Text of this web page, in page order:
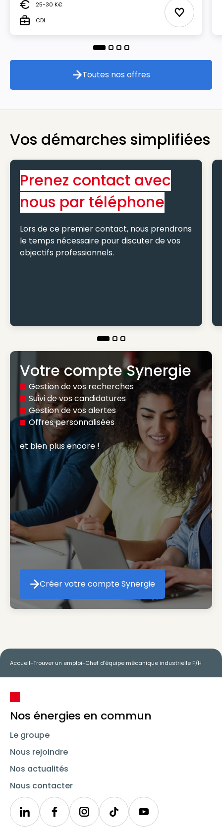
Salaire25-30 K€
TypeCDI Ajouter
Toutes nos offres
Toutes nos offres
Vos démarches simplifiées
Prenez contact avec
nous par téléphone
Lors de ce premier contact, nous prendrons
le temps nécessaire pour discuter de vos
objectifs professionnels.
Votre compte Synergie
Gestion de vos recherches
Suivi de vos candidatures
Gestion de vos alertes
Offres personnalisées
et bien plus encore !
Créer votre compte Synergie
Créer votre compte Synergie
Accueil-Trouver un emploi-Chef d'équipe mécanique industrielle F/H
Nos énergies en commun
Le groupe
Nous rejoindre
Nos actualités
Nous contacter
LinkedinSynergieInstagramTikTok Youtube